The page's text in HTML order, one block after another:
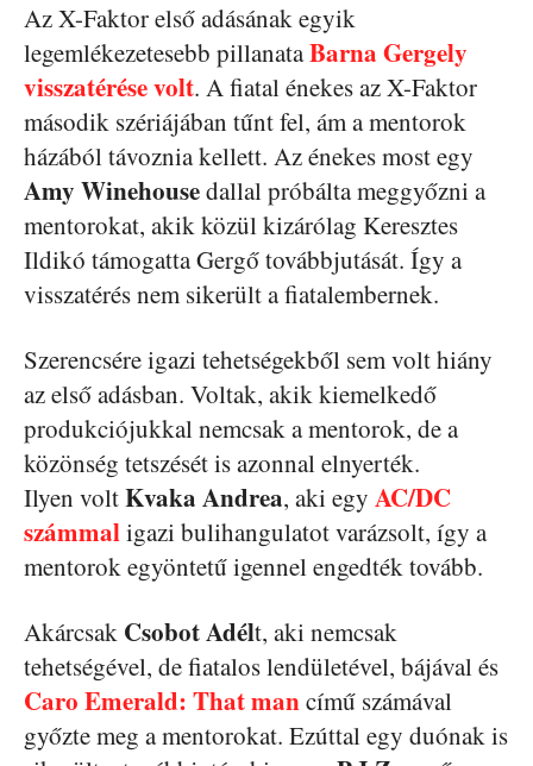
Az X-Faktor első adásának egyik
legemlékezetesebb pillanataBarna Gergely
visszatérése volt. A fiatal énekes az X-Faktor
második szériájában tűnt fel, ám a mentorok
házából távoznia kellett. Az énekes most egy
Amy Winehousedallal próbálta meggyőzni a
mentorokat, akik közül kizárólag Keresztes
Ildikó támogatta Gergő továbbjutását. Így a
visszatérés nem sikerült a fiatalembernek.
Szerencsére igazi tehetségekből sem volt hiány
az első adásban. Voltak, akik kiemelkedő
produkciójukkal nemcsak a mentorok, de a
közönség tetszését is azonnal elnyerték.
Ilyen voltKvaka Andrea, aki egy AC/DC
számmaligazi bulihangulatot varázsolt, így a
mentorok egyöntetű igennel engedték tovább.
Akárcsak Csobot Adélt, aki nemcsak
tehetségével, de fiatalos lendületével, bájával és
Caro Emerald: That mancímű számával
győzte meg a mentorokat. Ezúttal egy duónak is